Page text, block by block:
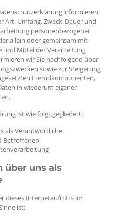
informieren
Art, Umfang, Zweck, Dauer und
personenbezogener
allein oder gemeinsam mit
und Mittel der Verarbeitung
wir Sie nachfolgend über
sowie zur Steigerung
Fremdkomponenten,
in wiederum eigener
ist wie folgt gegliedert:
als Verantwortliche
Betroffenen
über uns als
dieses Internetauftritts im
ist: